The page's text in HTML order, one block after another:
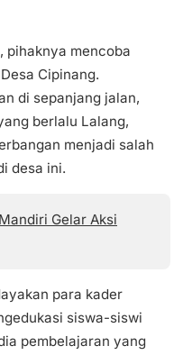
pihaknya mencoba
Cipinang.
di sepanjang jalan,
berlalu Lalang,
menjadi salah
desa ini.
Gelar Aksi
para kader
siswa-siswi
pembelajaran yang